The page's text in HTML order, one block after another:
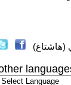
(هاشتاغ)